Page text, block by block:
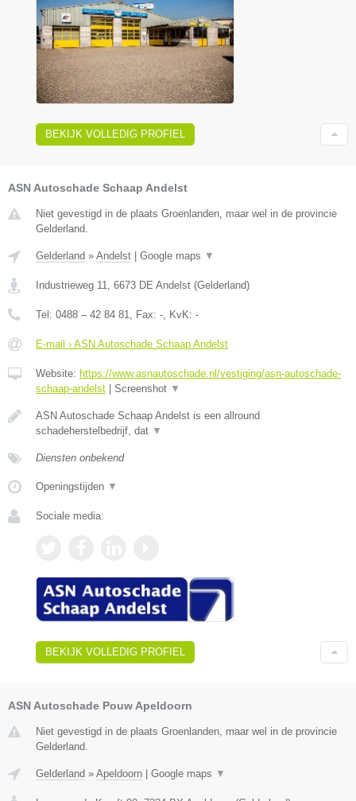
BEKIJK VOLLEDIG PROFIEL
ASN Autoschade Schaap Andelst
Niet gevestigd in de plaats Groenlanden, maar wel in de provincie
Gelderland.
Gelderland » Andelst | Google maps ▼
Industrieweg 11 6673 DE Andelst (Gelderland)
Tel: 0488 – 42 84 81 , Fax: - , KvK: -
E-mail › ASN Autoschade Schaap Andelst
Website: https://www.asnautoschade.nl/vestiging/asn-autoschade-
schaap-andelst | Screenshot ▼
ASN Autoschade Schaap Andelst is een allround
schadeherstelbedrijf, dat ▼
Diensten onbekend
Openingstijden ▼
Sociale media:
BEKIJK VOLLEDIG PROFIEL
ASN Autoschade Pouw Apeldoorn
Niet gevestigd in de plaats Groenlanden, maar wel in de provincie
Gelderland.
Gelderland » Apeldoorn Google maps ▼